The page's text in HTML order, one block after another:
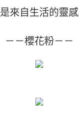
是來自生活的靈感
－－櫻花粉－－